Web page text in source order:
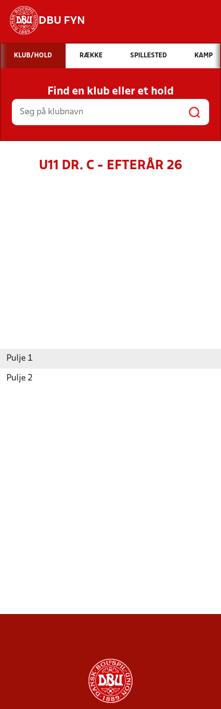
DBU FYN
Hvad vil du søge efter?
INDHOLD OG NYHEDER
STILLINGER, RESULTATER, KLUBBER OG
HOLD
KLUB/HOLD RÆKKE SPILLESTED KAMP
Find en klub eller et hold
U11 DR. C - EFTERÅR 26
Pulje 1
Pulje 2